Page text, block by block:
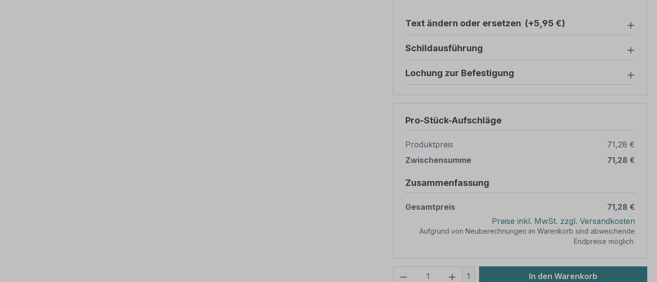
Text ändern oder ersetzen (+5,95 €)
Schildausführung
Lochung zur Befestigung
Pro-Stück-Aufschläge
Produktpreis
71,28 €
Zwischensumme
71,28 €
Zusammenfassung
Gesamtpreis
71,28 €
Preise inkl. MwSt. zzgl. Versandkosten
Aufgrund von Neuberechnungen im Warenkorb sind abweichende
Endpreise möglich.
Produkt Anzahl: Gib den gewünschten Wert
1 In den Warenkorb